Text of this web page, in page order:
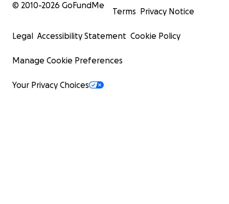
© 2010-2026 GoFundMe
Terms Privacy Notice
Legal Accessibility Statement Cookie Policy
Manage Cookie Preferences
Your Privacy Choices